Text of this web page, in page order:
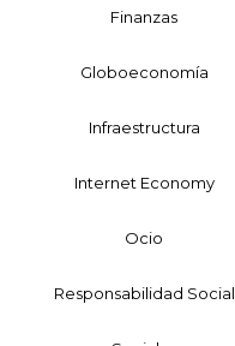
Finanzas
Globoeconomía
Infraestructura
Internet Economy
Ocio
Responsabilidad Social